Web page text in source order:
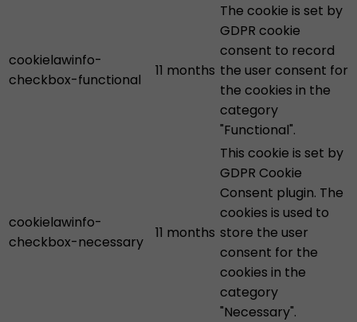
cookielawinfo-
checkbox-functional
11 months
The cookie is set by
GDPR cookie
consent to record
the user consent for
the cookies in the
category
"Functional".
cookielawinfo-
checkbox-necessary
11 months
This cookie is set by
GDPR Cookie
Consent plugin. The
cookies is used to
store the user
consent for the
cookies in the
category
"Necessary".